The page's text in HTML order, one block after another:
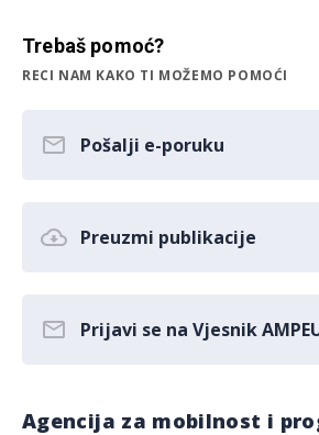
Trebaš pomoć?
RECI NAM KAKO TI MOŽEMO POMOĆI
Pošalji e-poruku
Preuzmi publikacije
Prijavi se na Vjesnik
Agencija za mobilnost i